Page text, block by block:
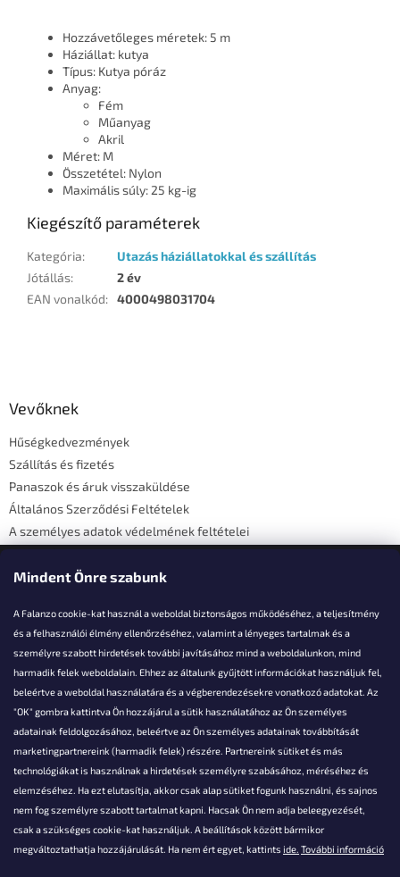
Mindent Önre szabunk
A Falanzo cookie-kat használ a weboldal biztonságos működéséhez, a teljesítmény
és a felhasználói élmény ellenőrzéséhez, valamint a lényeges tartalmak és a
személyre szabott hirdetések további javításához mind a weboldalunkon, mind
harmadik felek weboldalain. Ehhez az általunk gyűjtött információkat használjuk fel,
beleértve a weboldal használatára és a végberendezésekre vonatkozó adatokat. Az
"OK" gombra kattintva Ön hozzájárul a sütik használatához az Ön személyes
adatainak feldolgozásához, beleértve az Ön személyes adatainak továbbítását
marketingpartnereink (harmadik felek) részére. Partnereink sütiket és más
technológiákat is használnak a hirdetések személyre szabásához, méréséhez és
elemzéséhez. Ha ezt elutasítja, akkor csak alap sütiket fogunk használni, és sajnos
nem fog személyre szabott tartalmat kapni. Hacsak Ön nem adja beleegyezését,
csak a szükséges cookie-kat használjuk. A beállítások között bármikor
megváltoztathatja hozzájárulását. Ha nem ért egyet, kattints ide. További információ
Hozzávetőleges méretek: 5 m
Háziállat: kutya
Típus: Kutya póráz
Anyag:
Fém
Műanyag
Akril
Méret: M
Összetétel: Nylon
Maximális súly: 25 kg-ig
Kiegészítő paraméterek
Kategória:
Utazás háziállatokkal és szállítás
Jótállás:
2 év
EAN vonalkód: 4000498031704
Vevőknek
Hűségkedvezmények
Szállítás és fizetés
Panaszok és áruk visszaküldése
Általános Szerződési Feltételek
A személyes adatok védelmének feltételei
Elérhetőségi adatok
Akarsz kérdezni valamit?
info@falanzo.hu